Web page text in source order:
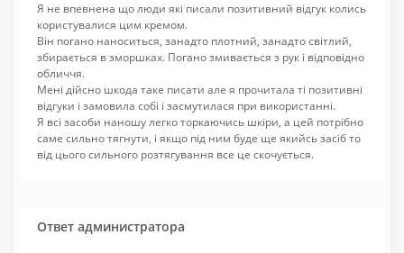
Я не впевнена що люди які писали позитивний відгук колись
користувалися цим кремом.
Він погано наноситься, занадто плотний, занадто світлий,
збирається в зморшках. Погано змивається з рук і відповідно
обличчя.
Мені дійсно шкода таке писати але я прочитала ті позитивні
відгуки і замовила собі і засмутилася при використанні.
Я всі засоби наношу легко торкаючись шкіри, а цей потрібно
саме сильно тягнути, і якщо під ним буде ще якийсь засіб то
від цього сильного розтягування все це скочується.
Ответ администратора